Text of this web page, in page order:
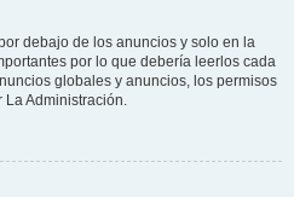
debajo de los anuncios y solo en la
por lo que debería leerlos cada
globales y anuncios, los permisos
La Administración.